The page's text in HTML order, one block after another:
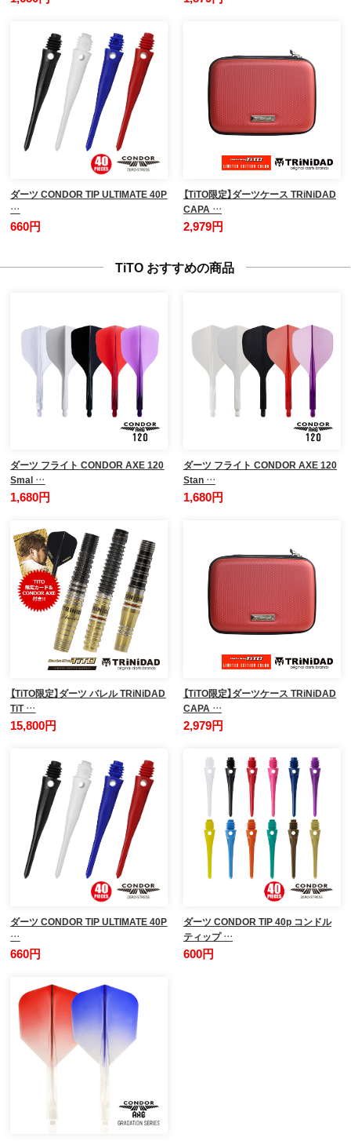
ダーツ CONDOR TIP ULTIMATE 40P
…
660円
【TiTO限定】ダーツケース TRiNiDAD
CAPA …
2,979円
TiTO おすすめの商品
ダーツ フライト CONDOR AXE 120
Smal …
1,680円
ダーツ フライト CONDOR AXE 120
Stan …
1,680円
【TiTO限定】ダーツ バレル TRiNiDAD
TiT …
15,800円
【TiTO限定】ダーツケース TRiNiDAD
CAPA …
2,979円
ダーツ CONDOR TIP ULTIMATE 40P
…
660円
ダーツ CONDOR TIP 40p コンドル
ティップ …
600円